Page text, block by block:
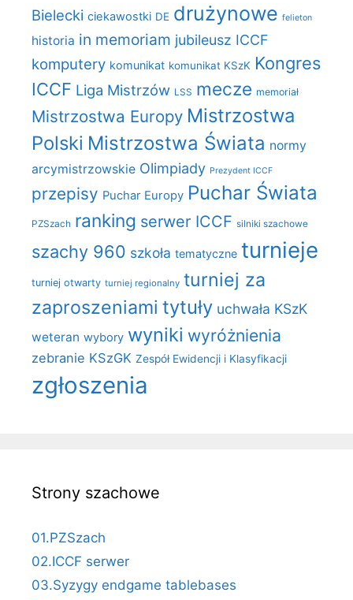
Bielecki ciekawostki DE drużynowe felieton
historia in memoriam jubileusz ICCF
komputery komunikat komunikat KSzK Kongres
ICCF Liga Mistrzów LSS mecze memoriał
Mistrzostwa Europy Mistrzostwa
Polski Mistrzostwa Świata normy
arcymistrzowskie Olimpiady Prezydent ICCF
przepisy Puchar Europy Puchar Świata
PZSzach ranking serwer ICCF silniki szachowe
szachy 960 szkoła tematyczne turnieje
turniej otwarty turniej regionalny turniej za
zaproszeniami tytuły uchwała KSzK
weteran wybory wyniki wyróżnienia
zebranie KSzGK Zespół Ewidencji i Klasyfikacji
zgłoszenia
Strony szachowe
01.PZSzach
02.ICCF serwer
03.Syzygy endgame tablebases